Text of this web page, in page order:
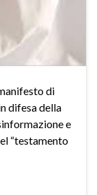
di
difesa della
e
“testamento